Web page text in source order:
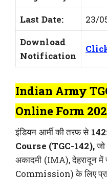
Last Date:
23/
Download
Notification
Indian Army
Online Form
इंडियन आर्मी की तरफ से
Course (TGC-142),
अकादमी (IMA), देहरादून
Commission) के लिए